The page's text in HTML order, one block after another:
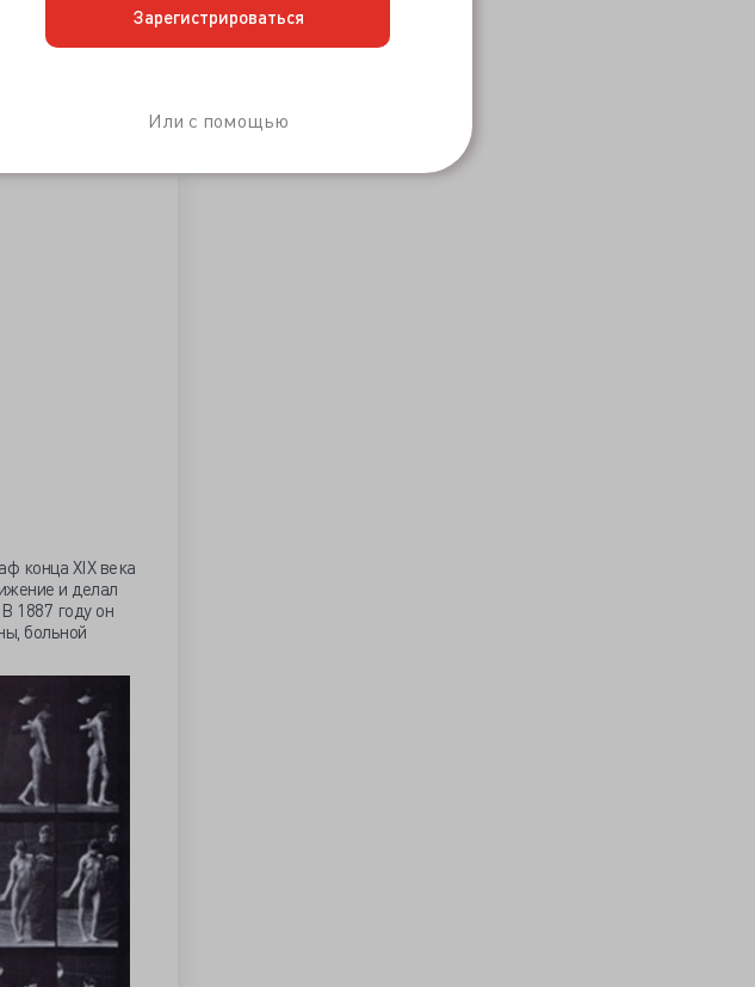
Зарегистрироваться
Или с помощью
конца XIX века
и делал
1887 году он
больной